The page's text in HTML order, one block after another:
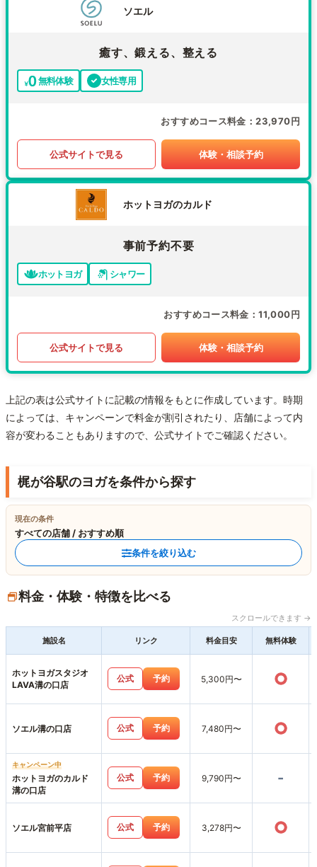
ソエル
癒す、鍛える、整える
無料体験 女性専用
おすすめコース料金 23,970円
公式サイトで見る 体験・相談予約
ホットヨガのカルド
事前予約不要
ホットヨガ シャワー
おすすめコース料金 11,000円
公式サイトで見る 体験・相談予約
上記の表は公式サイトに記載の情報をもとに作成しています。時期
によっては、キャンペーンで料金が割引されたり、店舗によって内
容が変わることもありますので、公式サイトでご確認ください。
梶が谷駅のヨガを条件から探す
現在の条件
すべての店舗 / おすすめ順
条件を絞り込む
料金・体験・特徴を比べる
スクロールできます →
施設名 リンク 料金目安 無料体験
ホットヨガスタジオ
LAVA溝の口店
公式 予約 5,300円〜 ○
ソエル溝の口店 公式 予約 7,480円〜 ○
キャンペーン中
ホットヨガのカルド
溝の口店
公式 予約 9,790円〜 -
ソエル宮前平店 公式 予約 3,278円〜 ○